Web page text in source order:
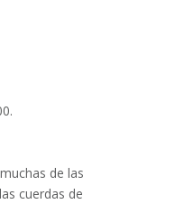
de las
cuerdas de